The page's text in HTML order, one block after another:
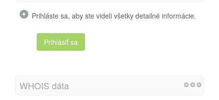
Prihláste sa, aby ste videli všetky detailné informácie.
Prihlásiť sa
WHOIS dáta